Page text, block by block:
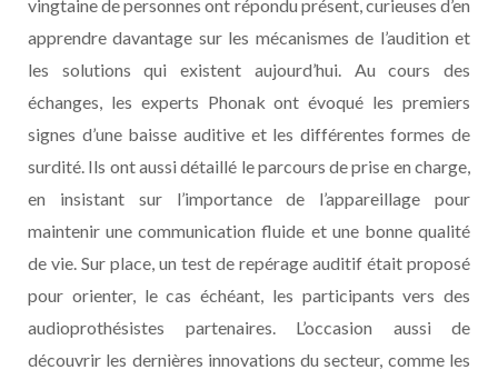
vingtaine de personnes ont répondu présent, curieuses d’en
apprendre davantage sur les mécanismes de l’audition et
les solutions qui existent aujourd’hui. Au cours des
échanges, les experts Phonak ont évoqué les premiers
signes d’une baisse auditive et les différentes formes de
surdité. Ils ont aussi détaillé le parcours de prise en charge,
en insistant sur l’importance de l’appareillage pour
maintenir une communication fluide et une bonne qualité
de vie. Sur place, un test de repérage auditif était proposé
pour orienter, le cas échéant, les participants vers des
audioprothésistes partenaires. L’occasion aussi de
découvrir les dernières innovations du secteur, comme les